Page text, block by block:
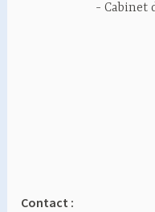
Cabinet
Contact :